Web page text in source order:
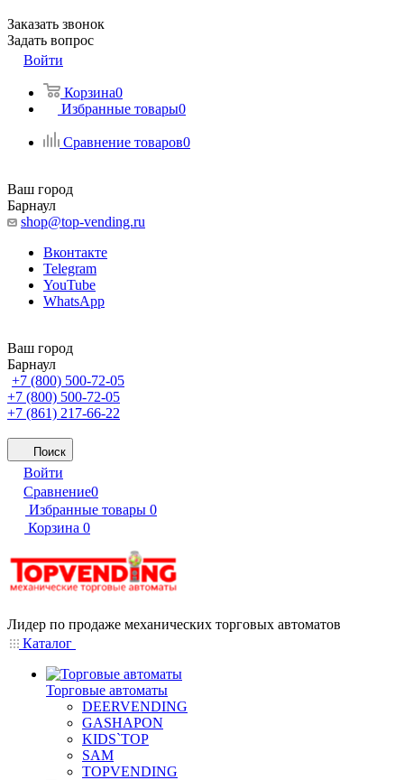
Заказать звонок
Задать вопрос
Войти
Корзина0
Избранные товары0
Сравнение товаров0
Ваш город
Барнаул
shop@top-vending.ru
Вконтакте
Telegram
YouTube
WhatsApp
Ваш город
Барнаул
+7 (800) 500-72-05
+7 (800) 500-72-05
+7 (861) 217-66-22
Поиск
Войти
Сравнение0
Избранные товары 0
Корзина 0
Лидер по продаже механических торговых автоматов
Каталог
Торговые автоматы
DEERVENDING
GASHAPON
KIDS`TOP
SAM
TOPVENDING